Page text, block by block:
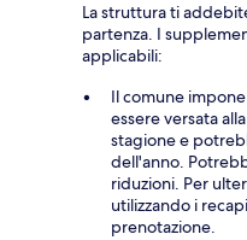
La struttura ti
partenza. I
applicabili:
Il comune
essere versata
stagione e
dell'anno.
riduzioni. Per
utilizzando i
prenotazione.